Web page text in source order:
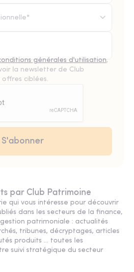
générales d'utilisation,
la newsletter de Club
ciblées.
par Club Patrimoine
qui vous intéresse pour découvrir
dans les secteurs de la finance,
patrimoniale : actualités
tribunes, décryptages, articles
produits ... toutes les
suivi stratégique du secteur